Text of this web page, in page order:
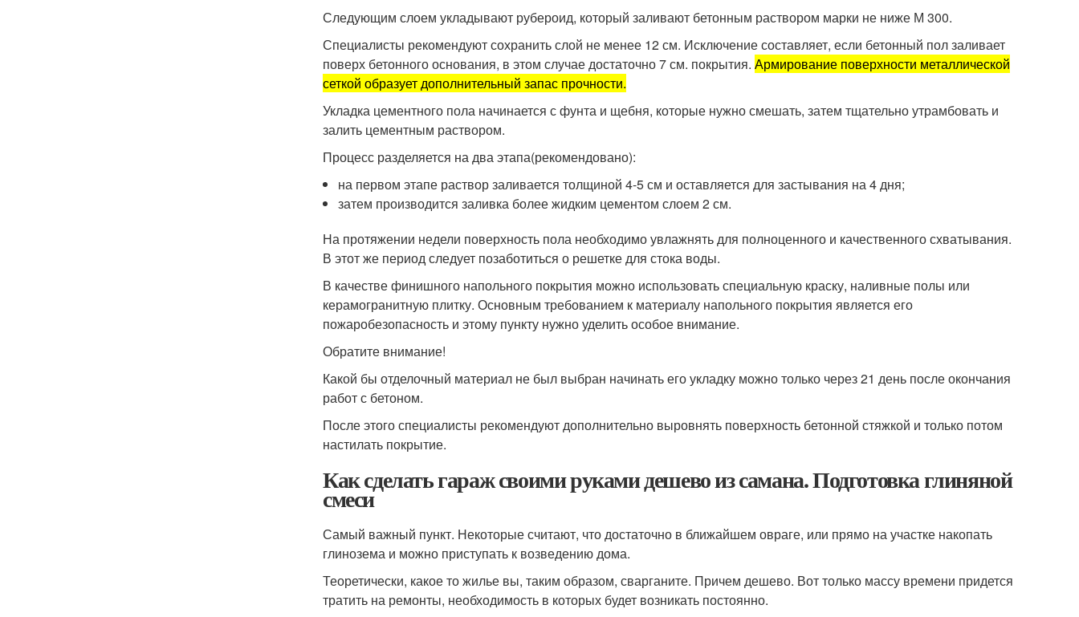
Следующим слоем укладывают рубероид, который заливают бетонным раствором марки не ниже М 300.
Специалисты рекомендуют сохранить слой не менее 12 см. Исключение составляет, если бетонный пол заливает
поверх бетонного основания, в этом случае достаточно 7 см. покрытия. Армирование поверхности металлической
сеткой образует дополнительный запас прочности.
Укладка цементного пола начинается с фунта и щебня, которые нужно смешать, затем тщательно утрамбовать и
залить цементным раствором.
Процесс разделяется на два этапа(рекомендовано):
на первом этапе раствор заливается толщиной 4-5 см и оставляется для застывания на 4 дня;
затем производится заливка более жидким цементом слоем 2 см.
На протяжении недели поверхность пола необходимо увлажнять для полноценного и качественного схватывания.
В этот же период следует позаботиться о решетке для стока воды.
В качестве финишного напольного покрытия можно использовать специальную краску, наливные полы или
керамогранитную плитку. Основным требованием к материалу напольного покрытия является его
пожаробезопасность и этому пункту нужно уделить особое внимание.
Обратите внимание!
Какой бы отделочный материал не был выбран начинать его укладку можно только через 21 день после окончания
работ с бетоном.
После этого специалисты рекомендуют дополнительно выровнять поверхность бетонной стяжкой и только потом
настилать покрытие.
Как сделать гараж своими руками дешево из самана. Подготовка глиняной
смеси
Самый важный пункт. Некоторые считают, что достаточно в ближайшем овраге, или прямо на участке накопать
глинозема и можно приступать к возведению дома.
Теоретически, какое то жилье вы, таким образом, сварганите. Причем дешево. Вот только массу времени придется
тратить на ремонты, необходимость в которых будет возникать постоянно.